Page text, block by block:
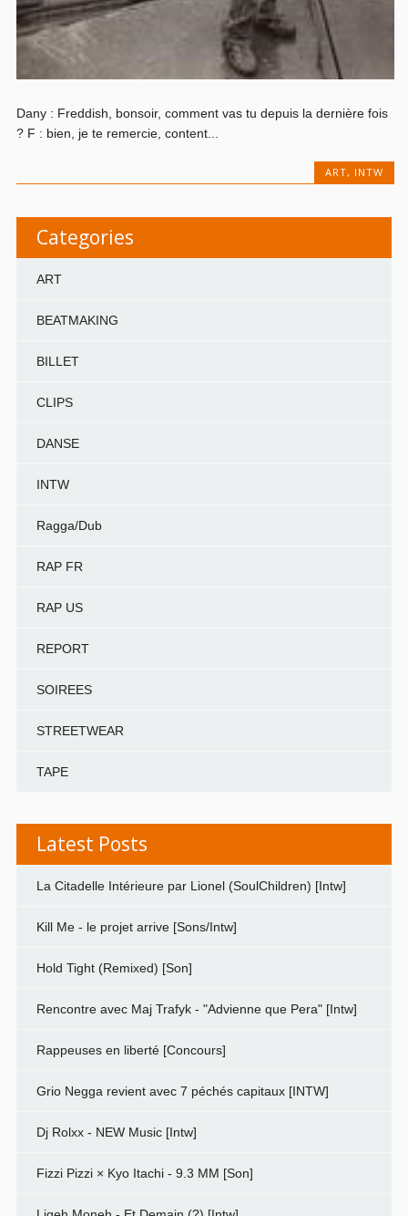
Dany : Freddish, bonsoir, comment vas tu depuis la dernière fois
? F : bien, je te remercie, content...
ART, INTW
Categories
ART
BEATMAKING
BILLET
CLIPS
DANSE
INTW
Ragga/Dub
RAP FR
RAP US
REPORT
SOIREES
STREETWEAR
TAPE
Latest Posts
La Citadelle Intérieure par Lionel (SoulChildren) [Intw]
Kill Me - le projet arrive [Sons/Intw]
Hold Tight (Remixed) [Son]
Rencontre avec Maj Trafyk - "Advienne que Pera" [Intw]
Rappeuses en liberté [Concours]
Grio Negga revient avec 7 péchés capitaux [INTW]
Dj Rolxx - NEW Music [Intw]
Fizzi Pizzi × Kyo Itachi - 9.3 MM [Son]